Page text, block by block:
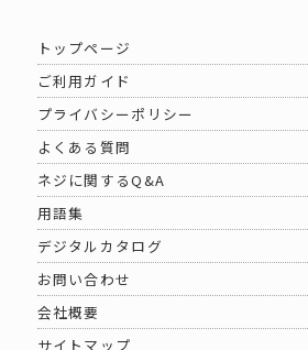
トップページ
ご利用ガイド
プライバシーポリシー
よくある質問
ネジに関するQ&A
用語集
デジタルカタログ
お問い合わせ
会社概要
サイトマップ